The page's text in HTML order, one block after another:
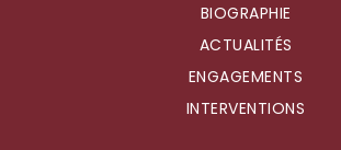
BIOGRAPHIE
ACTUALITÉS
ENGAGEMENTS
INTERVENTIONS